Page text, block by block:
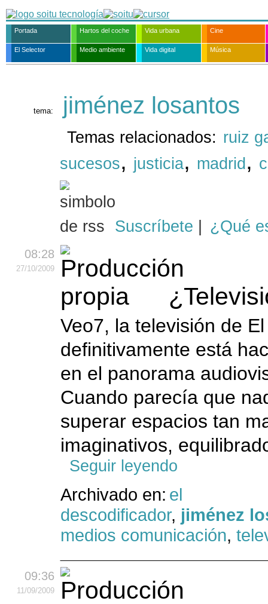
Portada Hartos del coche Vida urbana Cine
El Selector Medio ambiente Vida digital Música
tema: jiménez losantos
Temas relacionados: ruiz
sucesos, justicia, madrid ,
Suscríbete ¿Qué
08:28
27/10/2009
Veo7, la televisión de
definitivamente está
en el panorama
Cuando parecía que
superar espacios tan
imaginativos,
Seguir leyendo
Archivado en: el
descodificador, jiménez
medios comunicación,
09:36
11/09/2009